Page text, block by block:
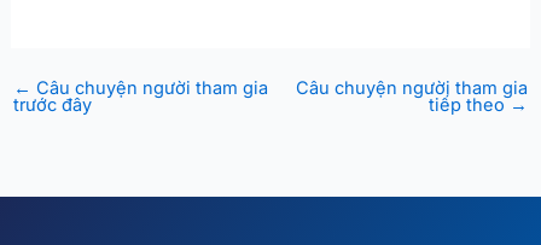
← Câu chuyện người tham gia
trước đây
Câu chuyện người tham gia
tiếp theo→